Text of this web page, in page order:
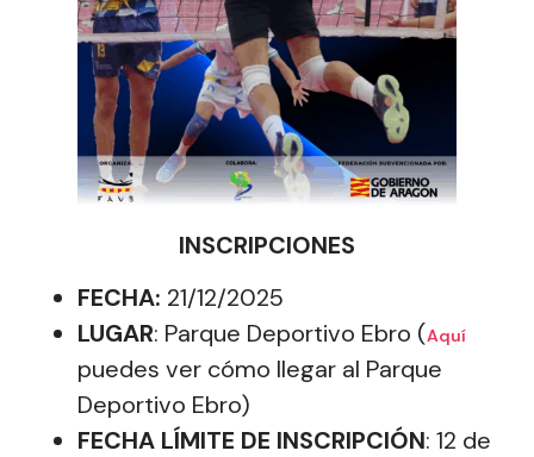
INSCRIPCIONES
FECHA: 21/12/2025
LUGAR: Parque Deportivo Ebro (Aquí
puedes ver cómo llegar al Parque
Deportivo Ebro)
FECHA LÍMITE DE INSCRIPCIÓN: 12 de